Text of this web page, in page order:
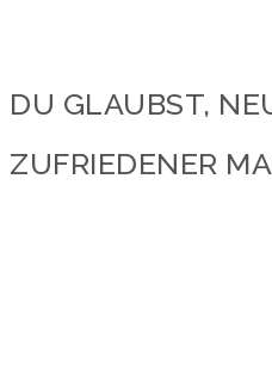
DU GLAUBST,
ZUFRIEDENER